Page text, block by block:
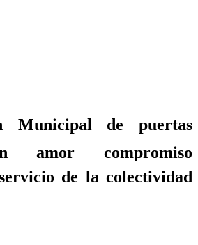
Municipal de puertas
amor compromiso
de la colectividad